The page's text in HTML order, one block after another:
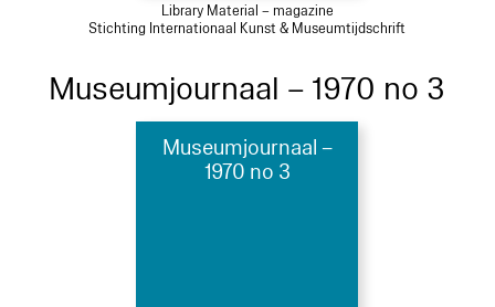
Library Material – magazine
Stichting Internationaal Kunst & Museumtijdschrift
Museumjournaal – 1970 no 3
Museumjournaal –
1970 no 3